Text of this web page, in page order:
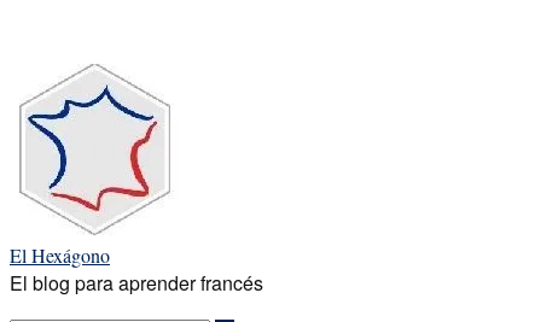
contenido
El Hexágono
El blog para aprender francés